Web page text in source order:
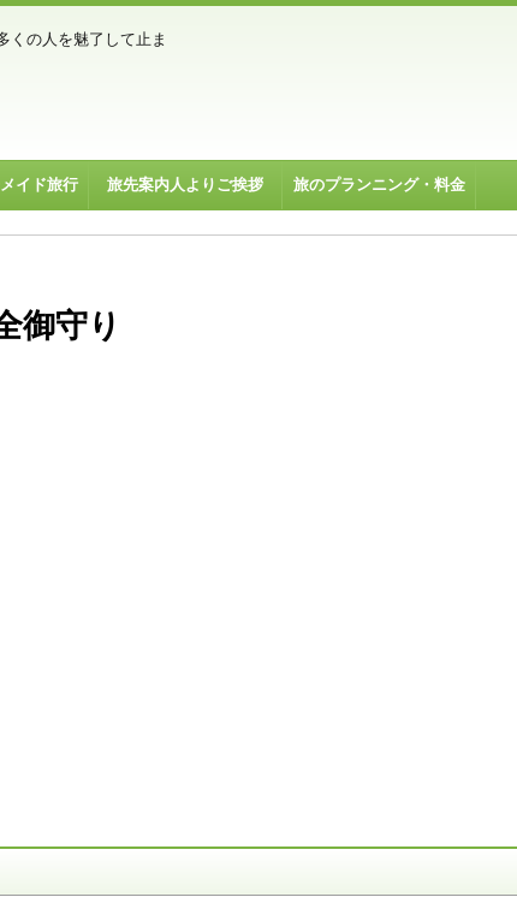
くの人を魅了して止ま
イド旅行 旅先案内人よりご挨拶 旅のプランニング・料金
御守り